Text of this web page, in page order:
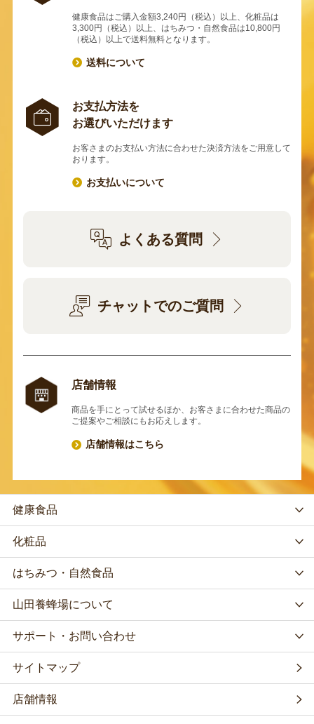
健康食品はご購入金額3,240円（税込）以上、化粧品は
3,300円（税込）以上、はちみつ・自然食品は10,800円
（税込）以上で送料無料となります。
送料について
お支払方法を
お選びいただけます
お客さまのお支払い方法に合わせた決済方法をご用意して
おります。
お支払いについて
よくある質問
チャットでのご質問
店舗情報
商品を手にとって試せるほか、お客さまに合わせた商品の
ご提案やご相談にもお応えします。
店舗情報はこちら
健康食品
化粧品
はちみつ・自然食品
山田養蜂場について
サポート・お問い合わせ
サイトマップ
店舗情報